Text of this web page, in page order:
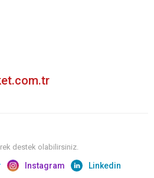
destek olabilirsiniz.
Instagram Linkedin